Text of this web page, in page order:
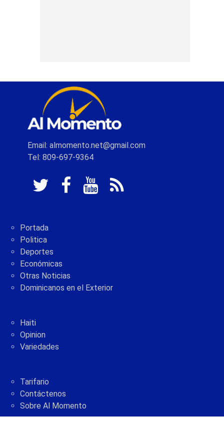
Email: almomento.net@gmail.com
Tel: 809-697-9364
Portada
Politica
Deportes
Económicas
Otras Noticias
Dominicanos en el Exterior
Haiti
Opinion
Variedades
Tarifario
Contáctenos
Sobre Al Momento